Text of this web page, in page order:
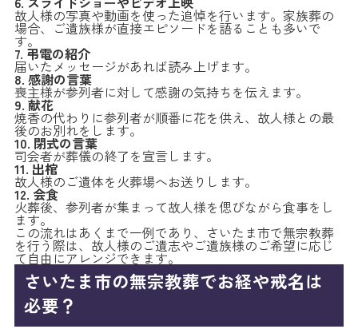
故人様の写真や動画を使った追悼を行います。家族葬の
場合、ご遺族様が直接エピソードを語ることも多いで
す。
7. 弔電の紹介
届いたメッセージがあれば読み上げます。
8. 感謝の言葉
喪主様が参列者に対して感謝の気持ちを伝えます。
9. 献花
焼香の代わりに参列者が順番に花を供え、故人様との最
後のお別れをします。
10. 閉式の言葉
司会者が葬儀の終了を宣言します。
11. 出棺
故人様のご遺体を火葬場へお送りします。
12. 会食
火葬後、参列者が集まって故人様を偲びながら食事をし
ます。
この流れはあくまで一例であり、さいたま市で無宗教葬
を行う際は、故人様のご遺志やご遺族様のご希望に応じ
て自由にアレンジできます。
さいたま市の無宗教葬でお経や戒名は
必要？